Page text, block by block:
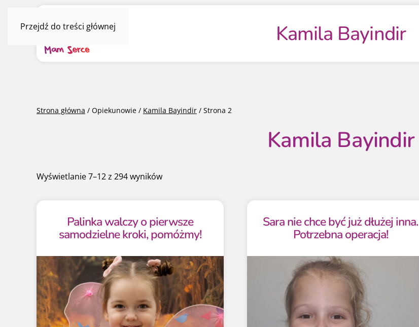
Przejdź do treści głównej Kamila Bayindir
Strona główna / Opiekunowie / Kamila Bayindir / Strona 2
Kamila Bayindir
Wyświetlanie 7–12 z 294 wynikówPosortowane
Palinka walczy o pierwsze
samodzielne kroki, pomóżmy!
Sara nie chce być już dłużej inna.
Potrzebna operacja!